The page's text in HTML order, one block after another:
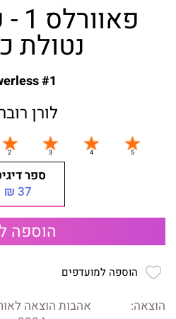
נטולת
#1
לורן
ספר
37 ₪
הוספה
הוספה למועדפים
הוצאה:
אהבות הוצאה